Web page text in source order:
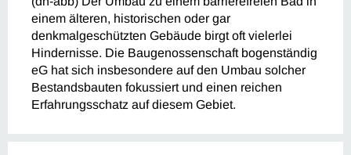
einem älteren, historischen oder gar
denkmalgeschützten Gebäude birgt oft vielerlei
Hindernisse. Die Baugenossenschaft bogenständig
eG hat sich insbesondere auf den Umbau solcher
Bestandsbauten fokussiert und einen reichen
Erfahrungsschatz auf diesem Gebiet.